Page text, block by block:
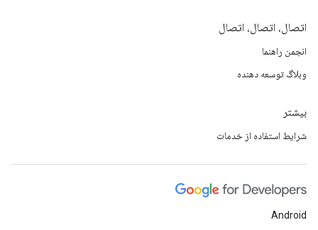
اتصال، اتصال، اتصال
انجمن راهنما
وبلاگ توسعه دهنده
بیشتر
شرایط استفاده از خدمات
Android